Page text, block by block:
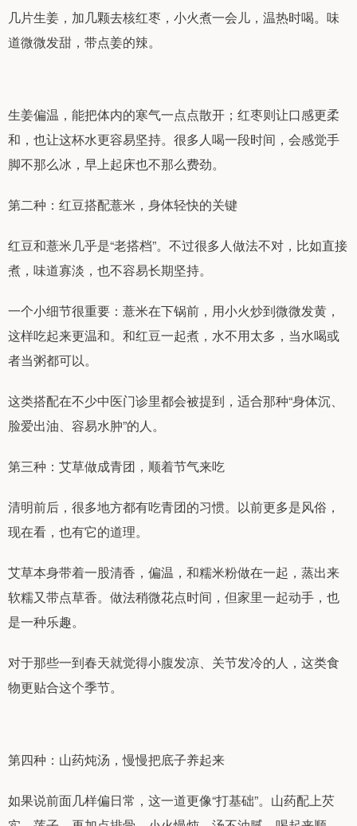
几片生姜，加几颗去核红枣，小火煮一会儿，温热时喝。味
道微微发甜，带点姜的辣。
生姜偏温，能把体内的寒气一点点散开；红枣则让口感更柔
和，也让这杯水更容易坚持。很多人喝一段时间，会感觉手
脚不那么冰，早上起床也不那么费劲。
第二种：红豆搭配薏米，身体轻快的关键
红豆和薏米几乎是“老搭档”。不过很多人做法不对，比如直接
煮，味道寡淡，也不容易长期坚持。
一个小细节很重要：薏米在下锅前，用小火炒到微微发黄，
这样吃起来更温和。和红豆一起煮，水不用太多，当水喝或
者当粥都可以。
这类搭配在不少中医门诊里都会被提到，适合那种“身体沉、
脸爱出油、容易水肿”的人。
第三种：艾草做成青团，顺着节气来吃
清明前后，很多地方都有吃青团的习惯。以前更多是风俗，
现在看，也有它的道理。
艾草本身带着一股清香，偏温，和糯米粉做在一起，蒸出来
软糯又带点草香。做法稍微花点时间，但家里一起动手，也
是一种乐趣。
对于那些一到春天就觉得小腹发凉、关节发冷的人，这类食
物更贴合这个季节。
第四种：山药炖汤，慢慢把底子养起来
如果说前面几样偏日常，这一道更像“打基础”。山药配上芡